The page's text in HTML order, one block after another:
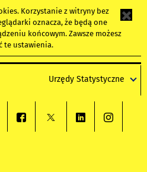
. Korzystanie z witryny bez
oznacza, że będą one
końcowym. Zawsze możesz
te ustawienia.
Urzędy Statystyczne